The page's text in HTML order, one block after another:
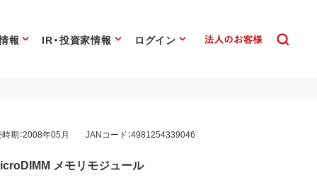
報 IR・投資家情報 ログイン
期：2008年05月 JANコード：4981254339046
メモリモジュール